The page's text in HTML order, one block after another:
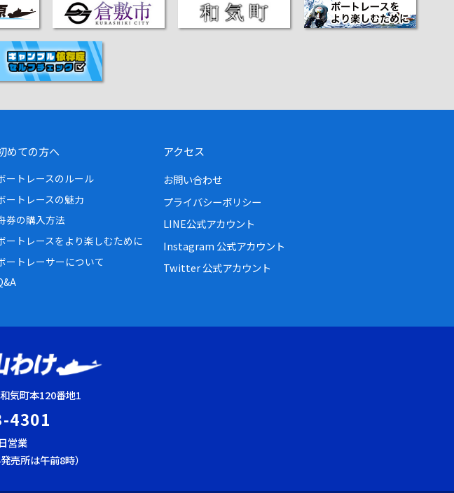
めての方へ
ートレースのルール
ートレースの魅力
券の購入方法
ートレースをより楽しむために
ートレーサーについて
アクセス
お問い合わせ
プライバシーポリシー
LINE公式アカウント
Instagram 公式アカウント
Twitter 公式アカウント
気町本120番地1
4301
営業
売所は午前8時）